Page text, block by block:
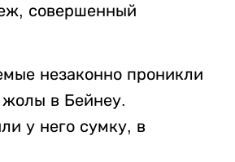
совершенный
незаконно проникли
жолы в Бейнеу.
у него сумку, в